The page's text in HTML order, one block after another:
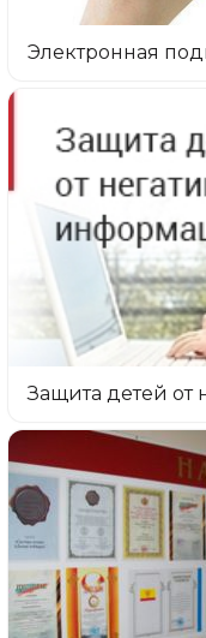
Электронная
Защита детей